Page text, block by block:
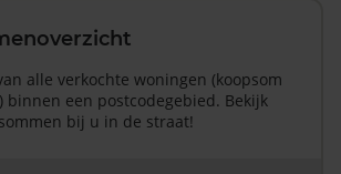
alle verkochte woningen (koopsom
binnen een postcodegebied. Bekijk
bij u in de straat!